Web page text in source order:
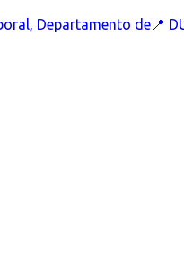
Departamento de📍